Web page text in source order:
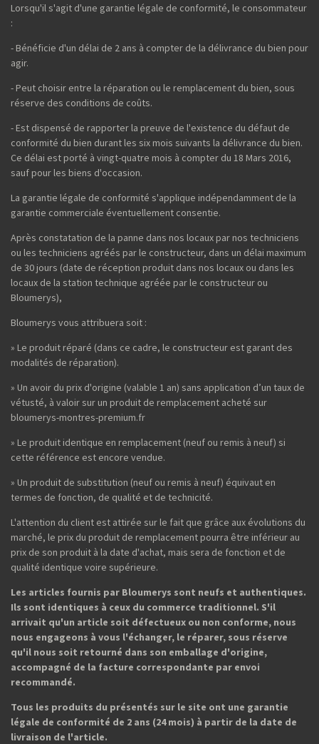
Lorsqu'il s'agit d'une garantie légale de conformité, le consommateur
:
- Bénéficie d'un délai de 2 ans à compter de la délivrance du bien pour
agir.
- Peut choisir entre la réparation ou le remplacement du bien, sous
réserve des conditions de coûts.
- Est dispensé de rapporter la preuve de l'existence du défaut de
conformité du bien durant les six mois suivants la délivrance du bien.
Ce délai est porté à vingt-quatre mois à compter du 18 Mars 2016,
sauf pour les biens d'occasion.
La garantie légale de conformité s'applique indépendamment de la
garantie commerciale éventuellement consentie.
Après constatation de la panne dans nos locaux par nos techniciens
ou les techniciens agréés par le constructeur, dans un délai maximum
de 30 jours (date de réception produit dans nos locaux ou dans les
locaux de la station technique agréée par le constructeur ou
Bloumerys),
Bloumerys vous attribuera soit :
» Le produit réparé (dans ce cadre, le constructeur est garant des
modalités de réparation).
» Un avoir du prix d'origine (valable 1 an) sans application d’un taux de
vétusté, à valoir sur un produit de remplacement acheté sur
bloumerys-montres-premium.fr
» Le produit identique en remplacement (neuf ou remis à neuf) si
cette référence est encore vendue.
» Un produit de substitution (neuf ou remis à neuf) équivaut en
termes de fonction, de qualité et de technicité.
L'attention du client est attirée sur le fait que grâce aux évolutions du
marché, le prix du produit de remplacement pourra être inférieur au
prix de son produit à la date d'achat, mais sera de fonction et de
qualité identique voire supérieure.
Les articles fournis par Bloumerys sont neufs et authentiques.
Ils sont identiques à ceux du commerce traditionnel. S'il
arrivait qu'un article soit défectueux ou non conforme, nous
nous engageons à vous l'échanger, le réparer, sous réserve
qu'il nous soit retourné dans son emballage d'origine,
accompagné de la facture correspondante par envoi
recommandé.
Tous les produits du présentés sur le site ont une garantie
légale de conformité de 2 ans (24 mois) à partir de la date de
livraison de l'article.